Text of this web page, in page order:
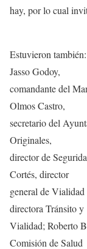
hay, por lo cual
Estuvieron
Jasso Godoy,
comandante del
Olmos Castro,
secretario del
Originales,
director de
Cortés, director
general de
directora Tránsito y
Vialidad; Roberto
Comisión de Salud